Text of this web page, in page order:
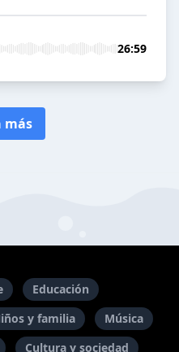
26:59
más
Educación
y familia
Música
Cultura y sociedad